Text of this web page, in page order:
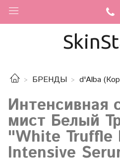
БРЕНДЫ d'Alba
Интенсивная
мист Белый
"White Truffle
Intensive